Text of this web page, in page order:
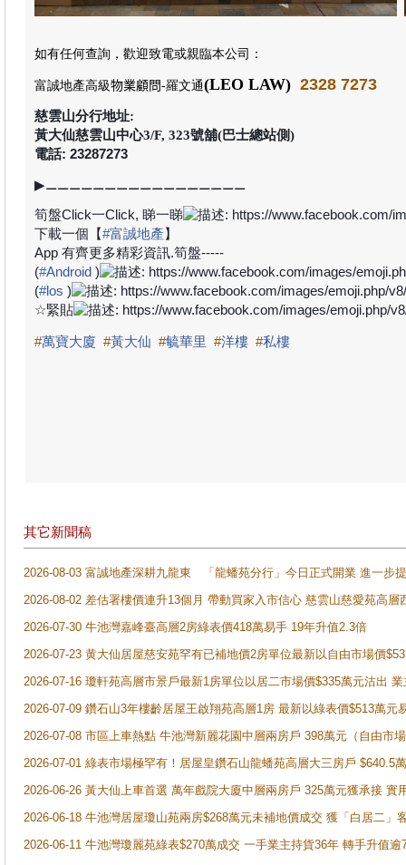
如有任何查詢，歡迎致電或親臨本公司 ：
富誠地產高級物業顧問-羅文通(LEO LAW) 2328 7273
慈雲山分行地址:
黃大仙慈雲山中心3/F, 323號舖(巴士總站側)
電話: 23287273
▶⚊⚊⚊⚊⚊⚊⚊⚊⚊⚊⚊⚊⚊⚊⚊⚊⚊
筍盤Click一Click, 睇一睇
下載一個【#富誠地產】
App 有齊更多精彩資訊.筍盤-----
(#Android )
(#los )
☆緊貼
#萬寶大廈 #黃大仙 #毓華里 #洋樓 #私樓
其它新聞稿
2026-08-03 富誠地產深耕九龍東 「龍蟠苑分行」今日正式開業 進一步
2026-08-02 差估署樓價連升13個月 帶動買家入市信心 慈雲山慈愛苑高層
2026-07-30 牛池灣嘉峰臺高層2房綠表價418萬易手 19年升值2.3倍
2026-07-23 黄大仙居屋慈安苑罕有已補地價2房單位最新以自由市場價
2026-07-16 瓊軒苑高層市景戶最新1房單位以居二市場價$335萬元沽出
2026-07-09 鑽石山3年樓齡居屋王啟翔苑高層1房 最新以綠表價$513萬元
2026-07-08 市區上車熱點 牛池灣新麗花園中層兩房戶 398萬元（自由市
2026-07-01 綠表市場極罕有！居屋皇鑽石山龍蟠苑高層大三房戶
2026-06-26 黃大仙上車首選 萬年戲院大廈中層兩房戶 325萬元獲承接 實
2026-06-18 牛池灣居屋瓊山苑兩房$268萬元未補地價成交 獲「白居二」
2026-06-11 牛池灣瓊麗苑綠表$270萬成交 一手業主持貨36年 轉手升值逾